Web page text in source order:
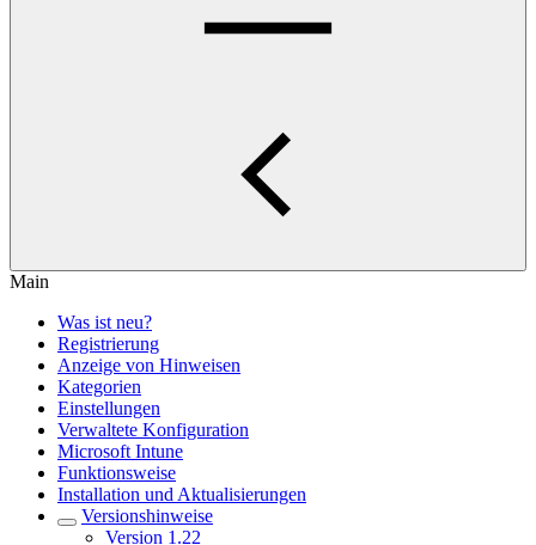
Main
Was ist neu?
Registrierung
Anzeige von Hinweisen
Kategorien
Einstellungen
Verwaltete Konfiguration
Microsoft Intune
Funktionsweise
Installation und Aktualisierungen
Versionshinweise
Version 1.22